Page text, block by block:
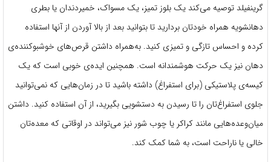
گرینفیلد توصیه می‌کند یک بلوز تمیز، یک مسواک، خمیردندان یا بطری
دهانشویه همراه خودتان بردارید تا بتوانید بعد از بالا آوردن از آنها استفاده
کرده و احساس تازگی و تمیزی کنید. به‌همراه داشتن قرص‌های خوشبوکننده‌ی
دهان نیز یک حرکت هوشمندانه است. همچنین ایده‌ی خوبی است که یک
کیسه‌ی پلاستیکی (برای استفراغ) داشته باشید تا در زمان‌‌هایی که نمی‌توانید
جلوی استفراغ‌تان را تا رسیدن به دستشویی بگیرید، از آن استفاده کنید. داشتن
میان‌وعده‌هایی مانند کراکر یا چوب شور نیز می‌تواند در اوقاتی که معده‌تان
خالی یا ناراحت است، به شما کمک کند.